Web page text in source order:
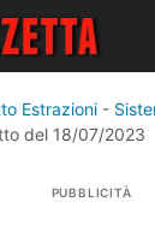
Estrazioni -
del 18/07/2023
PUBBLICITÀ